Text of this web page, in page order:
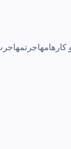
مهاجرت